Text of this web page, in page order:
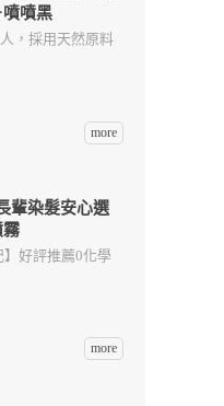
噴黑
，採用天然原料
more
輩染髮安心選
霧
好評推薦0化學
more